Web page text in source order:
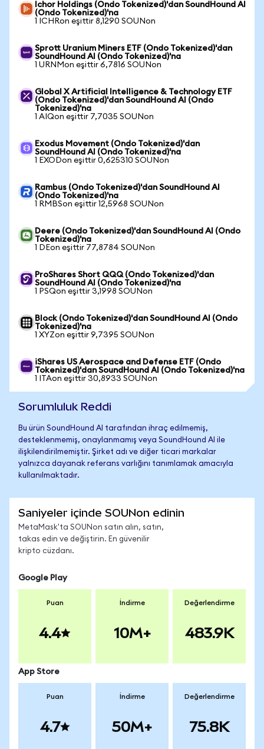
Ichor Holdings (Ondo Tokenized)'dan SoundHound AI
(Ondo Tokenized)'na
1 ICHRon eşittir 8,1290 SOUNon
Sprott Uranium Miners ETF (Ondo Tokenized)'dan
SoundHound AI (Ondo Tokenized)'na
1 URNMon eşittir 6,7816 SOUNon
Global X Artificial Intelligence & Technology ETF
(Ondo Tokenized)'dan SoundHound AI (Ondo
Tokenized)'na
1 AIQon eşittir 7,7035 SOUNon
Exodus Movement (Ondo Tokenized)'dan
SoundHound AI (Ondo Tokenized)'na
1 EXODon eşittir 0,625310 SOUNon
Rambus (Ondo Tokenized)'dan SoundHound AI
(Ondo Tokenized)'na
1 RMBSon eşittir 12,5968 SOUNon
Deere (Ondo Tokenized)'dan SoundHound AI (Ondo
Tokenized)'na
1 DEon eşittir 77,8784 SOUNon
ProShares Short QQQ (Ondo Tokenized)'dan
SoundHound AI (Ondo Tokenized)'na
1 PSQon eşittir 3,1998 SOUNon
Block (Ondo Tokenized)'dan SoundHound AI (Ondo
Tokenized)'na
1 XYZon eşittir 9,7395 SOUNon
iShares US Aerospace and Defense ETF (Ondo
Tokenized)'dan SoundHound AI (Ondo Tokenized)'na
1 ITAon eşittir 30,8933 SOUNon
Sorumluluk Reddi
Bu ürün SoundHound AI tarafından ihraç edilmemiş,
desteklenmemiş, onaylanmamış veya SoundHound AI ile
ilişkilendirilmemiştir. Şirket adı ve diğer ticari markalar
yalnızca dayanak referans varlığını tanımlamak amacıyla
kullanılmaktadır.
Saniyeler içinde SOUNon edinin
MetaMask'ta SOUNon satın alın, satın,
takas edin ve değiştirin. En güvenilir
kripto cüzdanı.
Google Play
Puan
4.4
İndirme
10M+
Değerlendirme
483.9K
App Store
Puan
4.7
İndirme
50M+
Değerlendirme
75.8K